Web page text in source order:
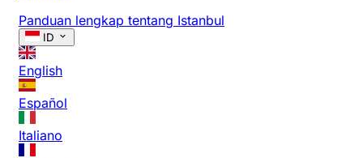
Panduan lengkap tentang Istanbul
ID
English
Español
Italiano